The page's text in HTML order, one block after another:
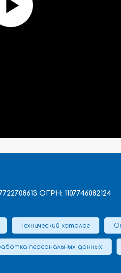
ОГРН: 1107746082124
Технический каталог
персональных данных